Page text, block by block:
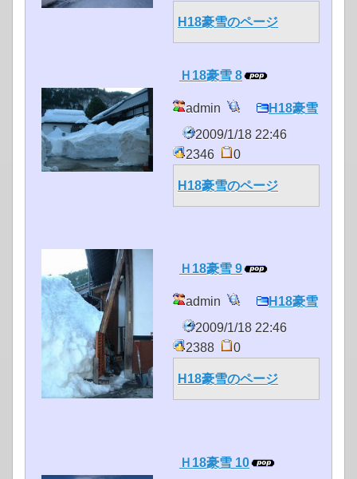
H18豪雪のページ
Ｈ18豪雪 8
admin
H18豪雪
2009/1/18 22:46
2346
0
H18豪雪のページ
Ｈ18豪雪 9
admin
H18豪雪
2009/1/18 22:46
2388
0
H18豪雪のページ
Ｈ18豪雪 10